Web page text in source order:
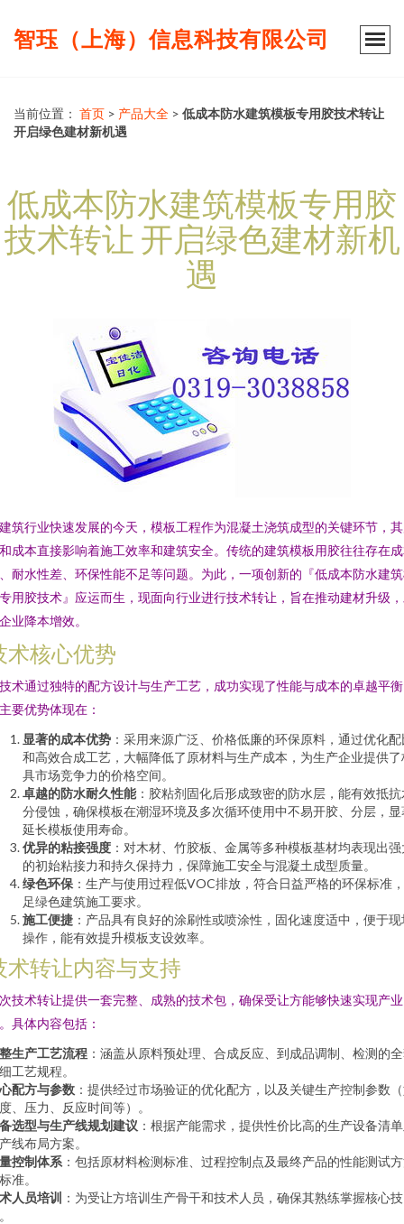
智珏（上海）信息科技有限公司
当前位置： 首页 > 产品大全 > 低成本防水建筑模板专用胶技术转让
开启绿色建材新机遇
低成本防水建筑模板专用胶
技术转让 开启绿色建材新机
遇
筑行业快速发展的今天，模板工程作为混凝土浇筑成型的关键环节，
成本直接影响着施工效率和建筑安全。传统的建筑模板用胶往往存在
耐水性差、环保性能不足等问题。为此，一项创新的『低成本防水建
用胶技术』应运而生，现面向行业进行技术转让，旨在推动建材升级
业降本增效。
术核心优势
术通过独特的配方设计与生产工艺，成功实现了性能与成本的卓越平
要优势体现在：
显著的成本优势 ：采用来源广泛、价格低廉的环保原料，通过优化配
和高效合成工艺，大幅降低了原材料与生产成本，为生产企业提供了
具市场竞争力的价格空间。
卓越的防水耐久性能：胶粘剂固化后形成致密的防水层，能有效抵抗
分侵蚀，确保模板在潮湿环境及多次循环使用中不易开胶、分层，显
延长模板使用寿命。
优异的粘接强度 ：对木材、竹胶板、金属等多种模板基材均表现出强
的初始粘接力和持久保持力，保障施工安全与混凝土成型质量。
绿色环保 ：生产与使用过程低VOC排放，符合日益严格的环保标准
足绿色建筑施工要求。
施工便捷 ：产品具有良好的涂刷性或喷涂性，固化速度适中，便于现
操作，能有效提升模板支设效率。
术转让内容与支持
技术转让提供一套完整、成熟的技术包，确保受让方能够快速实现产业
具体内容包括：
生产工艺流程 ：涵盖从原料预处理、合成反应、到成品调制、检测的
工艺规程。
配方与参数 ：提供经过市场验证的优化配方，以及关键生产控制参数
、压力、反应时间等）。
选型与生产线规划建议 ：根据产能需求，提供性价比高的生产设备清
线布局方案。
控制体系 ：包括原材料检测标准、过程控制点及最终产品的性能测试
准。
人员培训 ：为受让方培训生产骨干和技术人员，确保其熟练掌握核心技